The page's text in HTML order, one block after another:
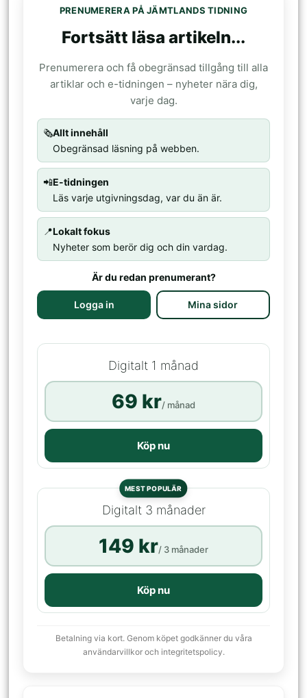
PRENUMERERA PÅ JÄMTLANDS TIDNING
Fortsätt läsa artikeln...
Prenumerera och få obegränsad tillgång till alla
artiklar och e-tidningen – nyheter nära dig,
varje dag.
🗞️Allt innehåll
Obegränsad läsning på webben.
📲E-tidningen
Läs varje utgivningsdag, var du än är.
📍Lokalt fokus
Nyheter som berör dig och din vardag.
Är du redan prenumerant?
Logga in Mina sidor
Digitalt 1 månad
69 kr/ månad
Köp nu
MEST POPULÄR
Digitalt 3 månader
149 kr/ 3 månader
Köp nu
Betalning via kort. Genom köpet godkänner du våra
användarvillkor och integritetspolicy.